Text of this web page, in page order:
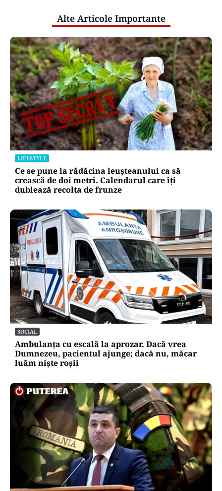
Alte Articole Importante
LIFESTYLE
Ce se pune la rădăcina leușteanului ca să
crească de doi metri. Calendarul care îți
dublează recolta de frunze
SOCIAL
Ambulanța cu escală la aprozar. Dacă vrea
Dumnezeu, pacientul ajunge; dacă nu, măcar
luăm niște roșii